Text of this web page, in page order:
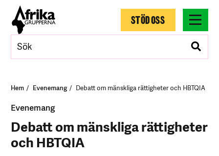
STÖD OSS
Hem Evenemang Debatt om mänskliga rättigheter och HBTQIA
Evenemang
Debatt om mänskliga rättigheter
och HBTQIA